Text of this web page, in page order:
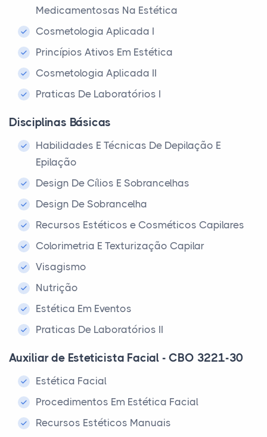
Medicamentosas Na Estética
Cosmetologia Aplicada I
Princípios Ativos Em Estética
Cosmetologia Aplicada II
Praticas De Laboratórios I
Disciplinas Básicas
Habilidades E Técnicas De Depilação E
Epilação
Design De Cílios E Sobrancelhas
Design De Sobrancelha
Recursos Estéticos e Cosméticos Capilares
Colorimetria E Texturização Capilar
Visagismo
Nutrição
Estética Em Eventos
Praticas De Laboratórios II
Auxiliar de Esteticista Facial - CBO 3221-30
Estética Facial
Procedimentos Em Estética Facial
Recursos Estéticos Manuais